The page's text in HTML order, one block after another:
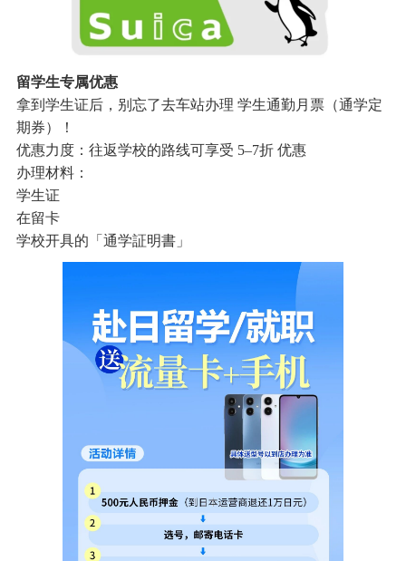
留学生专属优惠
拿到学生证后，别忘了去车站办理 学生通勤月票（通学定
期券）！
优惠力度：往返学校的路线可享受 5–7折 优惠
办理材料：
学生证
在留卡
学校开具的「通学証明書」